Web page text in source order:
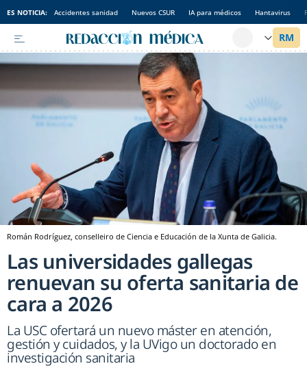
ES NOTICIA: Accidentes sanidad Nuevos CSUR IA para médicos Hantavirus
Román Rodríguez, conselleiro de Ciencia e Educación de la Xunta de Galicia.
Las universidades gallegas
renuevan su oferta sanitaria de
cara a 2026
La USC ofertará un nuevo máster en atención,
gestión y cuidados, y la UVigo un doctorado en
investigación sanitaria